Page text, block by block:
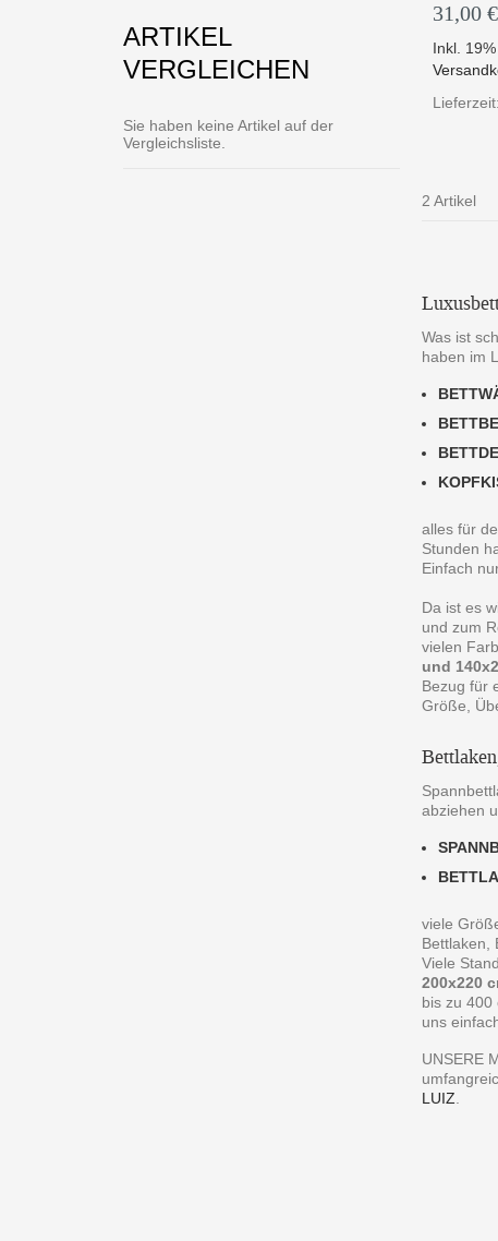
31,00 €
Inkl.
2 Artikel
Was ist
haben im
alles für
Stunden
Einfach
Da ist es
und zum
vielen
und
Bezug für
Größe,
abziehen
viele
Bettlaken,
Viele
200x220
bis zu 400
uns
UNSERE
LUIZ.
ARTIKEL
VERGLEICHEN
Sie haben keine Artikel auf der
Vergleichsliste.